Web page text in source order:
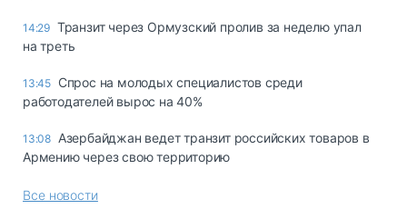
14:29 Транзит через Ормузский пролив за неделю упал
на треть
13:45 Спрос на молодых специалистов среди
работодателей вырос на 40%
13:08 Азербайджан ведет транзит российских товаров в
Армению через свою территорию
Все новости